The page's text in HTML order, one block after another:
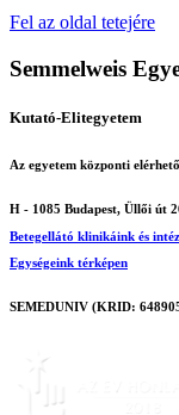
Fel az oldal tetejére
Semmelweis
Kutató-Elitegyetem
Az egyetem központi
H - 1085 Budapest, Üllői út
Betegellátó klinikáink és
Egységeink térképen
SEMEDUNIV (KRID: